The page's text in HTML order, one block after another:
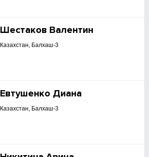
Шестаков Валентин
Казахстан, Балхаш-3
Евтушенко Диана
Казахстан, Балхаш-3